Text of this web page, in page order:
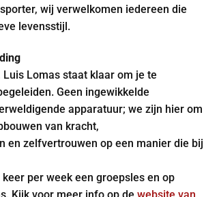
wij verwelkomen iedereen die
levensstijl.
Lomas staat klaar om je te
Geen ingewikkelde
apparatuur; we zijn hier om
van kracht,
en zelfvertrouwen op een manier die bij
per week een groepsles en op